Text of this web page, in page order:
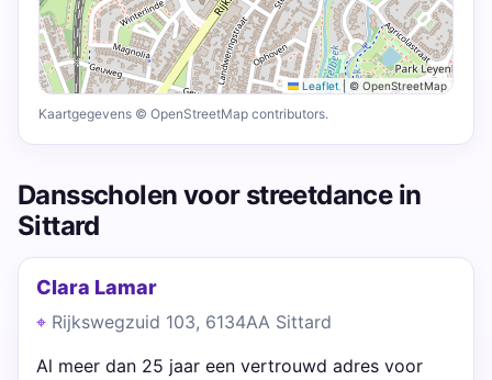
Leaflet | © OpenStreetMap
Kaartgegevens © OpenStreetMap contributors.
Dansscholen voor streetdance in
Sittard
Clara Lamar
Rijkswegzuid 103, 6134AA Sittard
Al meer dan 25 jaar een vertrouwd adres voor